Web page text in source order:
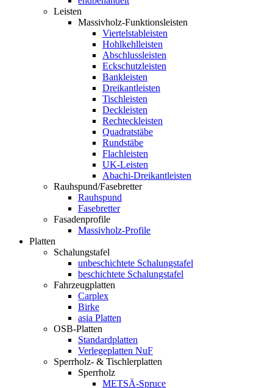
Leisten
Massivholz-Funktionsleisten
Viertelstableisten
Hohlkehlleisten
Abschlussleisten
Eckschutzleisten
Bankleisten
Dreikantleisten
Tischleisten
Deckleisten
Rechteckleisten
Quadratstäbe
Rundstäbe
Flachleisten
UK-Leisten
Abachi-Dreikantleisten
Rauhspund/Fasebretter
Rauhspund
Fasebretter
Fasadenprofile
Massivholz-Profile
Platten
Schalungstafel
unbeschichtete Schalungstafel
beschichtete Schalungstafel
Fahrzeugplatten
Carplex
Birke
asia Platten
OSB-Platten
Standardplatten
Verlegeplatten NuF
Sperrholz- & Tischlerplatten
Sperrholz
METSÄ-Spruce